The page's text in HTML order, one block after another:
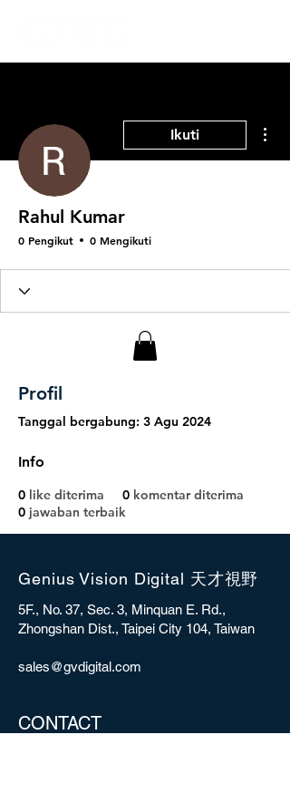
Ikuti
Rahul Kumar
0 Pengikut 0 Mengikuti
Profil
Tanggal bergabung: 3 Agu 2024
Info
0 like diterima 0 komentar diterima
0 jawaban terbaik
Genius Vision Digital 天才視野
5F., No. 37, Sec. 3, Minquan E. Rd.,
Zhongshan Dist., Taipei City 104, Taiwan
sales@gvdigital.com
CONTACT